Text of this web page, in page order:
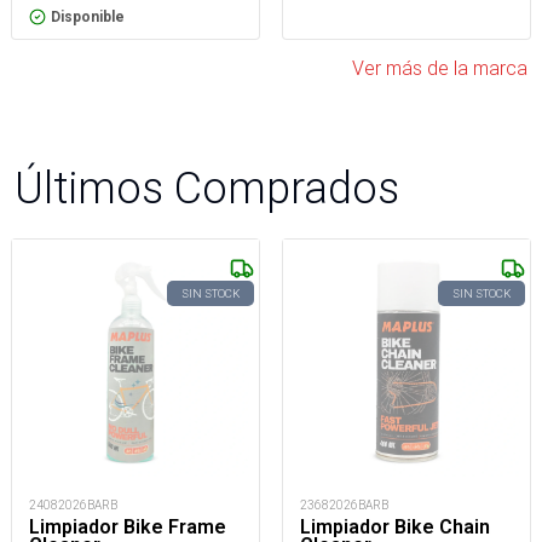
Disponible
Ver más de la marca
Últimos Comprados
SIN STOCK
24082026BARB
Limpiador Bike Frame
SIN STOCK
23682026BARB
Limpiador Bike Chain